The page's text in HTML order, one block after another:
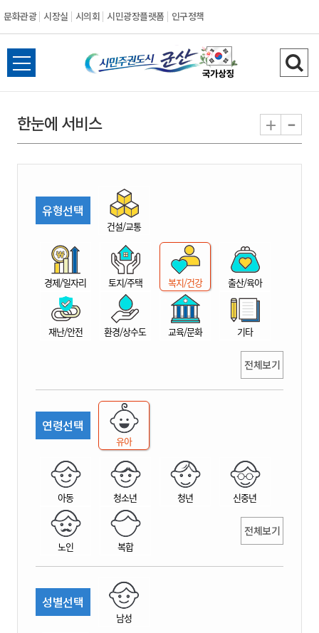
문화관광 시장실 시의회 시민광장플랫폼 인구정책
시
민
권
시
산
전
체
뉴
열
검
색
기
한눈에 서비스 + -
유형선택
건설/교통
경제/일자리 토지/주택 복지/건강 출산/육아
재난/안전 환경/상수도 교육/문화 기타
전체보기
연령선택
유아
아동 청소년 청년 신중년
노인 복합
전체보기
성별선택
남성